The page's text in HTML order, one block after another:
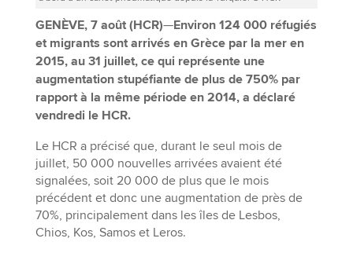
GENÈVE, 7 août (HCR)—Environ 124 000 réfugiés
et migrants sont arrivés en Grèce par la mer en
2015, au 31 juillet, ce qui représente une
augmentation stupéfiante de plus de 750% par
rapport à la même période en 2014, a déclaré
vendredi le HCR.
Le HCR a précisé que, durant le seul mois de
juillet, 50 000 nouvelles arrivées avaient été
signalées, soit 20 000 de plus que le mois
précédent et donc une augmentation de près de
70%, principalement dans les îles de Lesbos,
Chios, Kos, Samos et Leros.